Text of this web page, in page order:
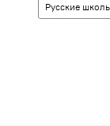
Русские